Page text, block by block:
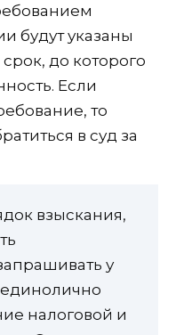
будут указаны
до которого
Если
то
в суд за
взыскания,
у
налоговой и